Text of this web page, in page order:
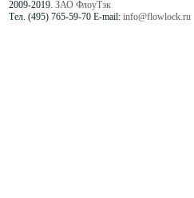
2009-2019. ЗАО ФлоуТэк
Тел. (495) 765-59-70 E-mail: info@flowlock.ru